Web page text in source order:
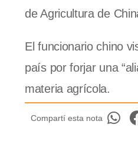
de Agricultura de
El funcionario chino
país por forjar una
materia agrícola.
Compartí esta nota